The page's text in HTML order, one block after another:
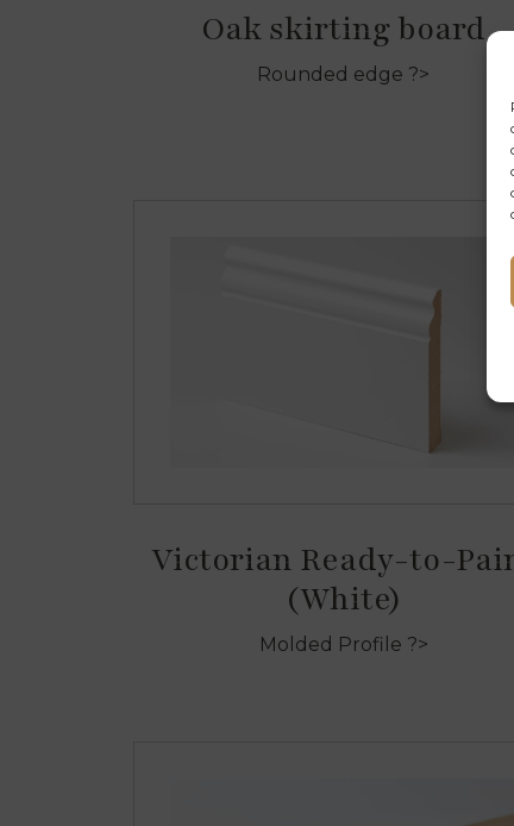
Oak skirting board
Rounded edge ?>
Victorian Ready-to-
(White)
Molded Profile ?>